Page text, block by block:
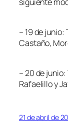
– 19 de
Castaño,
– 20 de
Rafaelillo y
21 de abril de